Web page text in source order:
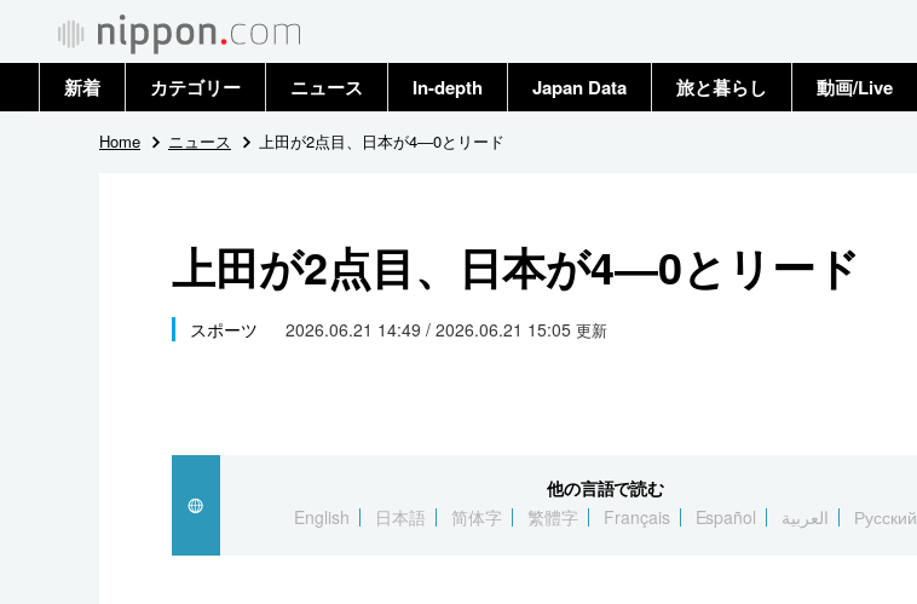
新着 カテゴリー
政治・外交
科学・技術
暮らし
ニュース
トップ
In-depth Japan Data 旅と暮らし 動画/Live
Home ニュース 上田が2点目、日本が4―0とリード
上田が2点目、日本が4―0とリード
スポーツ 2026.06.21 14:49 / 2026.06.21 15:05 更新
他の言語で読む
English
日本語 简体字 繁體字 Français Español العربية Русский